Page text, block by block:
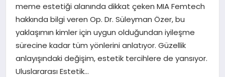
SAĞLIK
DÜNYA
EĞITIM
meme estetiği alanında dikkat çeken MIA Femtech
hakkında bilgi veren Op. Dr. Süleyman Özer, bu
yaklaşımın kimler için uygun olduğundan iyileşme
sürecine kadar tüm yönlerini anlatıyor. Güzellik
anlayışındaki değişim, estetik tercihlere de yansıyor.
Uluslararası Estetik…